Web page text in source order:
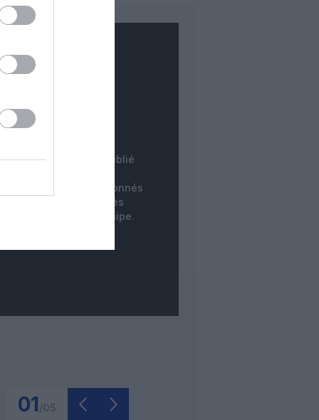
COMMENTAIRE
INSTANTANÉ
commentaire est publié
des non-abonnés
ne sont publiés qu'après
par notre équipe.
01